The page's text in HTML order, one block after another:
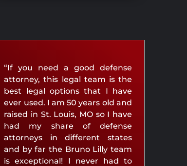
“If you need a good defense
attorney, this legal team is the
best legal options that I have
ever used. I am 50 years old and
raised in St. Louis, MO so I have
had my share of defense
attorneys in different states
and by far the Bruno Lilly team
is exceptional! I never had to